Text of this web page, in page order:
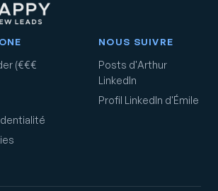
(€€€
NOUS SUIVRE
Posts d'Arthur
LinkedIn
Profil LinkedIn d'Émile